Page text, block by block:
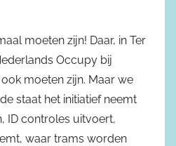
moeten zijn! Daar, in Ter
Occupy bij
moeten zijn. Maar we
staat het initiatief neemt
ID controles uitvoert,
waar trams worden